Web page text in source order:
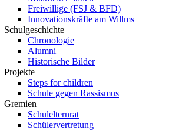
Freiwillige (FSJ & BFD)
Innovationskräfte am Willms
Schulgeschichte
Chronologie
Alumni
Historische Bilder
Projekte
Steps for children
Schule gegen Rassismus
Gremien
Schulelternrat
Schülervertretung